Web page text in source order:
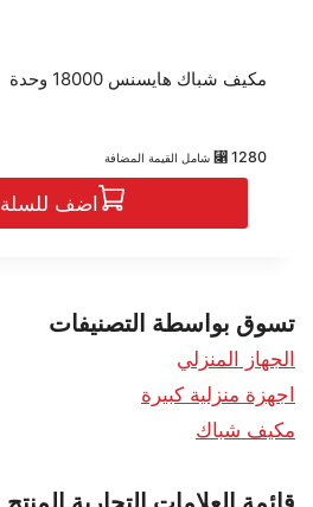
مكيف شباك هايسنس 18000 وحدة
⃁1280 شامل القيمة المضافة
اضف للسلة
تسوق بواسطة التصنيفات
الجهاز المنزلي
اجهزة منزلية كبيرة
مكيف شباك